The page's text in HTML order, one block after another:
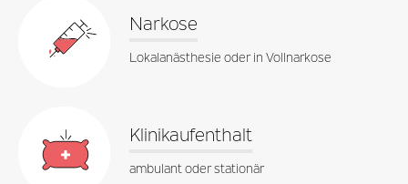
Narkose
Lokalanästhesie oder in Vollnarkose
Klinikaufenthalt
ambulant oder stationär